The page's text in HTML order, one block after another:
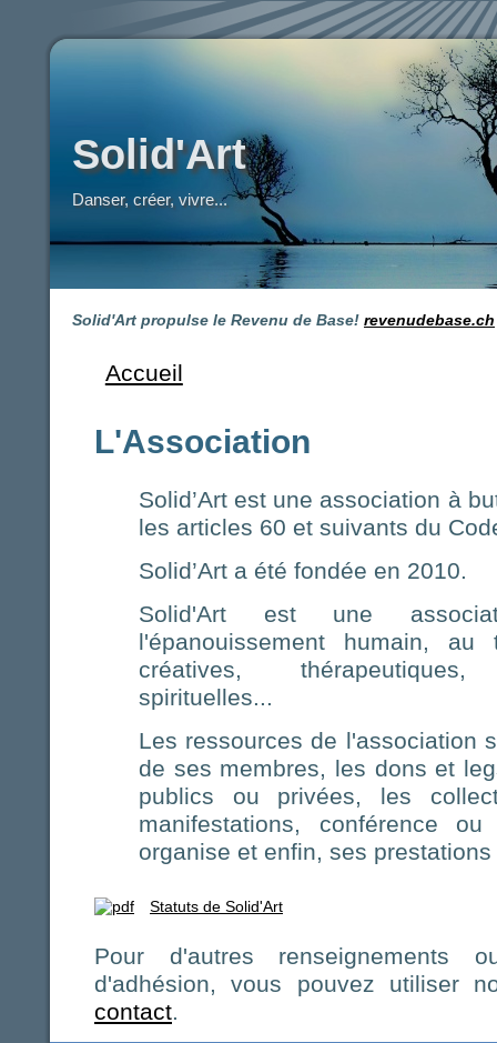
Solid'Art
Danser, créer, vivre...
Solid'Art propulse le Revenu de Base! revenudebase.ch
Vous êtes ici
Accueil
L'Association
Solid’Art est une association à
les articles 60 et suivants du
Solid’Art a été fondée en 2010.
Solid'Art est une
l'épanouissement humain, au
créatives, thérapeutiques,
spirituelles...
Les ressources de l'association
de ses membres, les dons et
publics ou privées, les
manifestations, conférence ou
organise et enfin, ses
Statuts de Solid'Art
Pour d'autres renseignements
d'adhésion, vous pouvez utiliser
contact.